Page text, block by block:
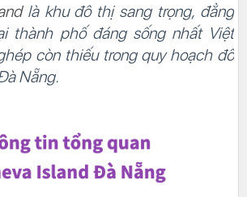
là khu đô thị sang trọng, đẳng
thành phố đáng sống nhất Việt
còn thiếu trong quy hoạch đô
Nẵng.